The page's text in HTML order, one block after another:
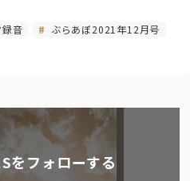
音
ぶらあぼ2021年12月号
をフォローする